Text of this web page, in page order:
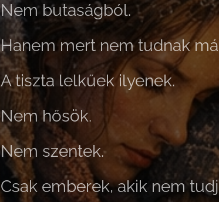
Nem butaságból.
Hanem mert nem tudnak
A tiszta lelkűek ilyenek.
Nem hősök.
Nem szentek.
Csak emberek, akik nem